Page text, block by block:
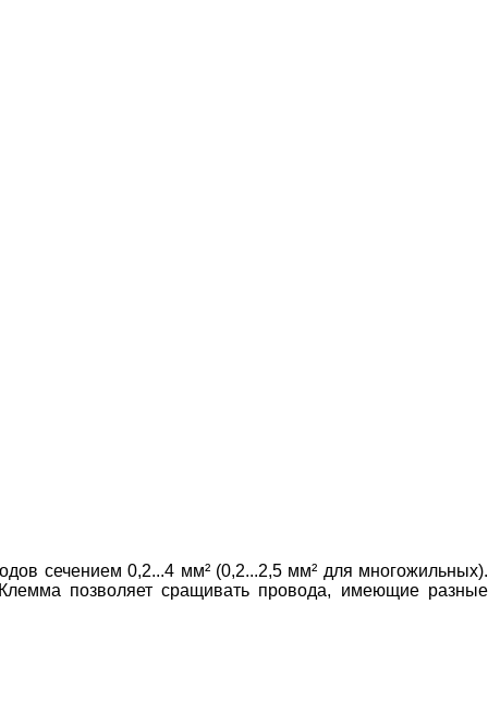
сечением 0,2...4 мм² (0,2...2,5 мм² для многожильных).
позволяет сращивать провода, имеющие разные